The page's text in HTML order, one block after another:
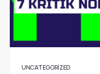
UNCATEGORIZED